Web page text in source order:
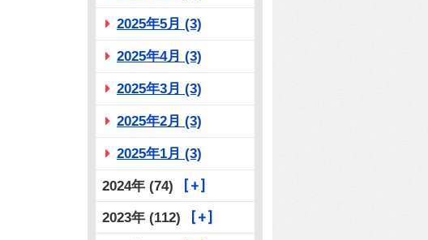
2025年5月 (3)
2025年4月 (3)
2025年3月 (3)
2025年2月 (3)
2025年1月 (3)
2024年 (74)
2023年 (112)